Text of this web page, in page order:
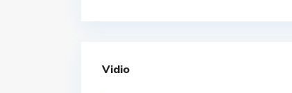
Vidio